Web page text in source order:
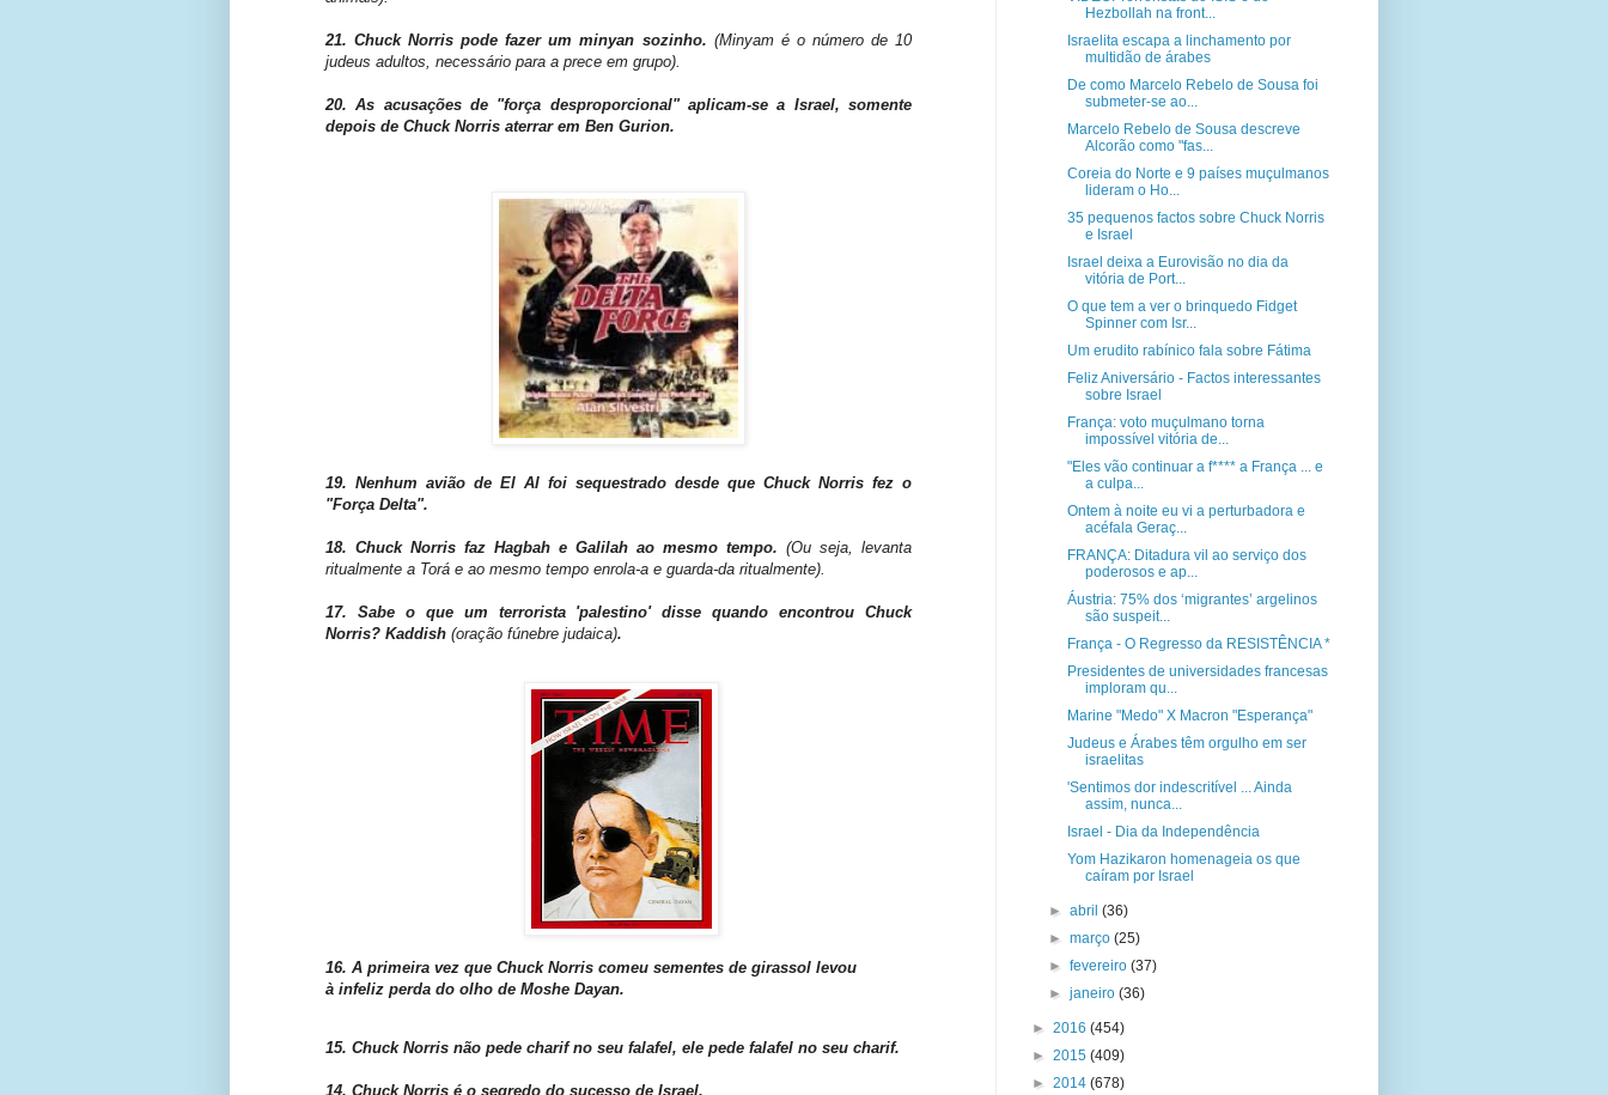
21. Chuck Norris pode fazer um minyan sozinho. (Minyam é o número de 10
judeus adultos, necessário para a prece em grupo).
20. As acusações de "força desproporcional" aplicam-se a Israel, somente
depois de Chuck Norris aterrar em Ben Gurion.
19. Nenhum avião de El Al foi sequestrado desde que Chuck Norris fez o
"Força Delta".
18. Chuck Norris faz Hagbah e Galilah ao mesmo tempo. (Ou seja, levanta
ritualmente a Torá e ao mesmo tempo enrola-a e guarda-da ritualmente).
17. Sabe o que um terrorista 'palestino' disse quando encontrou Chuck
Norris? Kaddish (oração fúnebre judaica).
16. A primeira vez que Chuck Norris comeu sementes de girassol levou
à infeliz perda do olho de Moshe Dayan.
15. Chuck Norris não pede charif no seu falafel, ele pede falafel no seu charif.
14. Chuck Norris é o segredo do sucesso de Israel.
Hezbollah na front...
Israelita escapa a linchamento por
multidão de árabes
De como Marcelo Rebelo de Sousa foi
submeter-se ao...
Marcelo Rebelo de Sousa descreve
Alcorão como "fas...
Coreia do Norte e 9 países muçulmanos
lideram o Ho...
35 pequenos factos sobre Chuck Norris
e Israel
Israel deixa a Eurovisão no dia da
vitória de Port...
O que tem a ver o brinquedo Fidget
Spinner com Isr...
Um erudito rabínico fala sobre Fátima
Feliz Aniversário - Factos interessantes
sobre Israel
França: voto muçulmano torna
impossível vitória de...
"Eles vão continuar a f**** a França ... e
a culpa...
Ontem à noite eu vi a perturbadora e
acéfala Geraç...
FRANÇA: Ditadura vil ao serviço dos
poderosos e ap...
Áustria: 75% dos ‘migrantes’ argelinos
são suspeit...
França - O Regresso da RESISTÊNCIA *
Presidentes de universidades francesas
imploram qu...
Marine "Medo" X Macron "Esperança"
Judeus e Árabes têm orgulho em ser
israelitas
'Sentimos dor indescritível ... Ainda
assim, nunca...
Israel - Dia da Independência
Yom Hazikaron homenageia os que
caíram por Israel
►abril(36)
►março(25)
►fevereiro(37)
►janeiro(36)
► 2016 (454)
► 2015 (409)
► 2014 (678)